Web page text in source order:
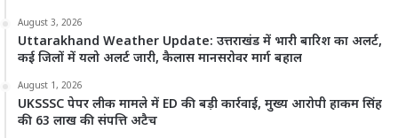
August 3, 2026
Uttarakhand Weather Update: उत्तराखंड में भारी बारिश का अलर्ट,
कई जिलों में यलो अलर्ट जारी, कैलास मानसरोवर मार्ग बहाल
August 1, 2026
UKSSSC पेपर लीक मामले में ED की बड़ी कार्रवाई, मुख्य आरोपी हाकम सिंह
की 63 लाख की संपत्ति अटैच